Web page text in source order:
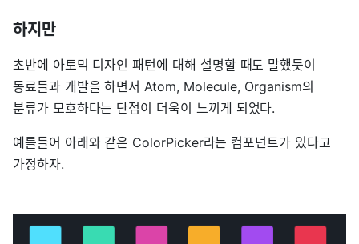
하지만
초반에 아토믹 디자인 패턴에 대해 설명할 때도 말했듯이
동료들과 개발을 하면서 Atom, Molecule, Organism의
분류가 모호하다는 단점이 더욱이 느끼게 되었다.
예를들어 아래와 같은 ColorPicker라는 컴포넌트가 있다고
가정하자.